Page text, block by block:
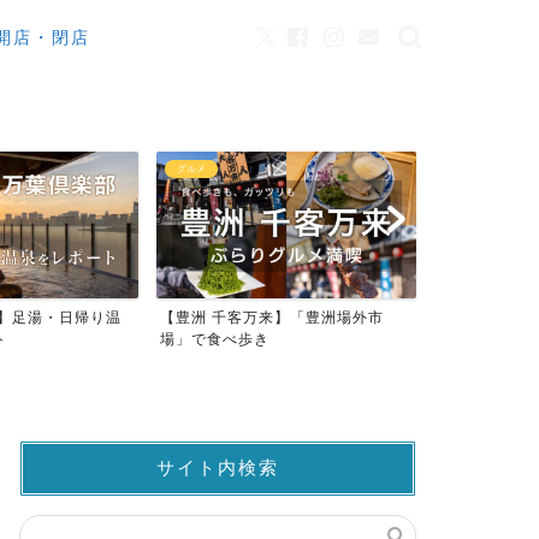
店・閉店
足湯・日帰り温
グルメ
【豊洲 千客万来】「豊洲場外市
場」で食べ歩き
サイト内検索